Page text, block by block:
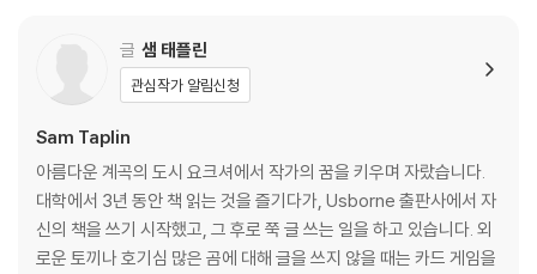
글 샘 태플린
관심작가 알림신청
Sam Taplin
아름다운 계곡의 도시 요크셔에서 작가의 꿈을 키우며 자랐습니다.
대학에서 3년 동안 책 읽는 것을 즐기다가, Usborne 출판사에서 자
신의 책을 쓰기 시작했고, 그 후로 쭉 글 쓰는 일을 하고 있습니다. 외
로운 토끼나 호기심 많은 곰에 대해 글을 쓰지 않을 때는 카드 게임을